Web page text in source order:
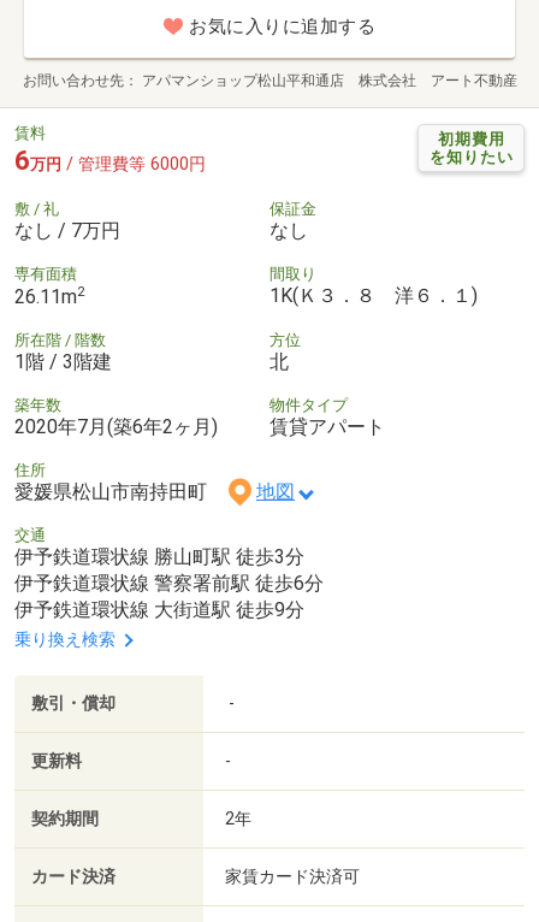
お気に入りに追加する
お問い合わせ先 アパマンショップ松山平和通店 株式会社 アート不動産
初期費用
を知りたい
賃料
6万円 / 管理費等 6000円
敷 / 礼
なし / 7万円
保証金
なし
専有面積
26.11m2
間取り
1K(Ｋ３．８ 洋６．１)
所在階 / 階数
1階 / 3階建
方位
北
築年数
2020年7月(築6年2ヶ月)
物件タイプ
賃貸アパート
住所
愛媛県松山市南持田町 地図
交通
伊予鉄道環状線 勝山町駅 徒歩3分
伊予鉄道環状線 警察署前駅 徒歩6分
伊予鉄道環状線 大街道駅 徒歩9分
乗り換え検索
敷引・償却 -
更新料 -
契約期間 2年
カード決済 家賃カード決済可